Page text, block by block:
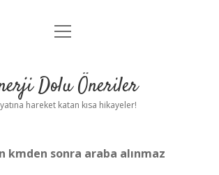
Anasayfa
Yasal Uyarı
menüyü
Dolu Öneriler
hareket katan kısa hikayeler!
kmden sonra araba alınmaz